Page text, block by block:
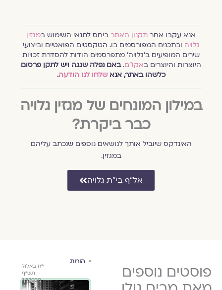
אנא עקבו אחרתקנון האתרביחס לתנאי השימוש ב מגזין
גלויהובתכנים המפורסמים בו. הטקסטים הפואטיים וביצועי
שירים המופיעים ב׳גלויה׳ מתפרסמים הודות להסדרת זכויות
היוצרות והיוצרים ב אקו״ם.באם נפלה שגגה ויש לתקן פרסום
כלשהו באתר, אנאשלחו לנו הודעה.
במילון המונחים של מגזין גלויה
כבר ביקרת?
האינדקס שיוביל אותך לנושאים נוספים שנכתב עליהם
במגזין.
אל״ף בי״ת גלויה
פוסטים נוספים
תשפ"א
גלויה מארחת
מרים גולן
הורות
י"ח באלול
תש"ף
7.9.2020